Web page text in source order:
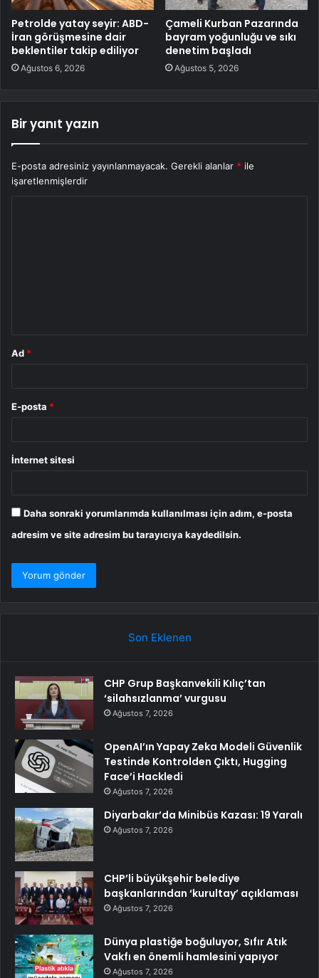
Petrolde yatay seyir: ABD-
İran görüşmesine dair
beklentiler takip ediliyor
Ağustos 6, 2026
Çameli Kurban Pazarında
bayram yoğunluğu ve sıkı
denetim başladı
Ağustos 5, 2026
Bir yanıt yazın
E-posta adresiniz yayınlanmayacak. Gerekli alanlar * ile
işaretlenmişlerdir
Ad *
E-posta *
İnternet sitesi
Daha sonraki yorumlarımda kullanılması için adım, e-posta
adresim ve site adresim bu tarayıcıya kaydedilsin.
Son Eklenen
CHP Grup Başkanvekili Kılıç’tan
‘silahsızlanma’ vurgusu
Ağustos 7, 2026
OpenAI’ın Yapay Zeka Modeli Güvenlik
Testinde Kontrolden Çıktı, Hugging
Face’i Hackledi
Ağustos 7, 2026
Diyarbakır’da Minibüs Kazası: 19 Yaralı
Ağustos 7, 2026
CHP’li büyükşehir belediye
başkanlarından ‘kurultay’ açıklaması
Ağustos 7, 2026
Dünya plastiğe boğuluyor, Sıfır Atık
Vakfı en önemli hamlesini yapıyor
Ağustos 7, 2026